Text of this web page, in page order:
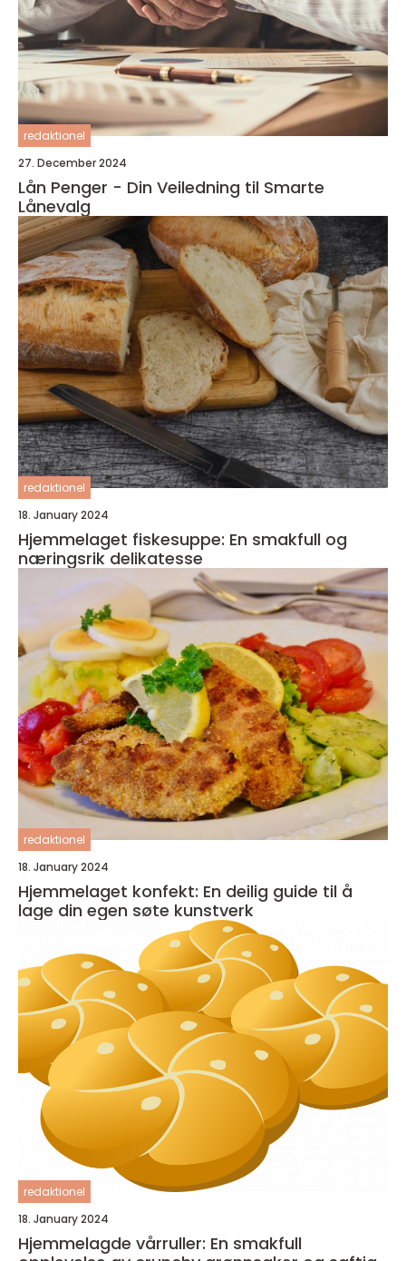
redaktionel
27. December 2024
Lån Penger - Din Veiledning til Smarte
Lånevalg
redaktionel
18. January 2024
Hjemmelaget fiskesuppe: En smakfull og
næringsrik delikatesse
redaktionel
18. January 2024
Hjemmelaget konfekt: En deilig guide til å
lage din egen søte kunstverk
redaktionel
18. January 2024
Hjemmelagde vårruller: En smakfull